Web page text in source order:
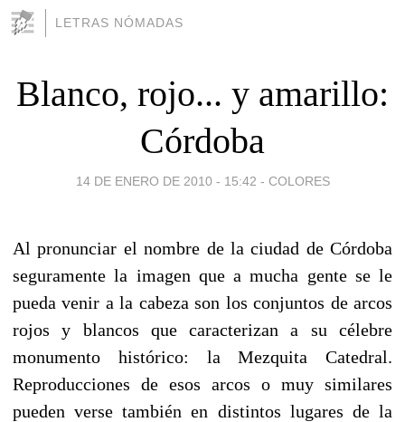
LETRAS NÓMADAS
Blanco, rojo... y amarillo:
Córdoba
14 DE ENERO DE 2010 - 15:42 - COLORES
Al pronunciar el nombre de la ciudad de Córdoba
seguramente la imagen que a mucha gente se le
pueda venir a la cabeza son los conjuntos de arcos
rojos y blancos que caracterizan a su célebre
monumento histórico: la Mezquita Catedral.
Reproducciones de esos arcos o muy similares
pueden verse también en distintos lugares de la